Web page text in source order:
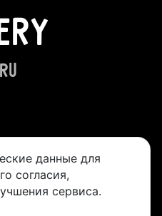
данные для
согласия,
сервиса.